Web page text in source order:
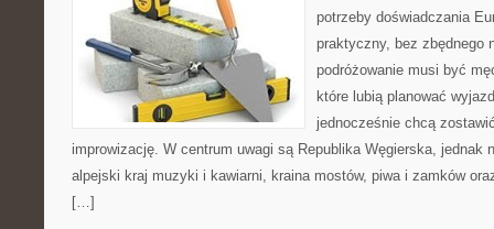
potrzeby doświadczania
praktyczny, bez zbędnego
podróżowanie musi być
które lubią planować
jednocześnie chcą
improwizację. W centrum uwagi są Republika Węgierska, jednak
alpejski kraj muzyki i kawiarni, kraina mostów, piwa i zamków
[…]